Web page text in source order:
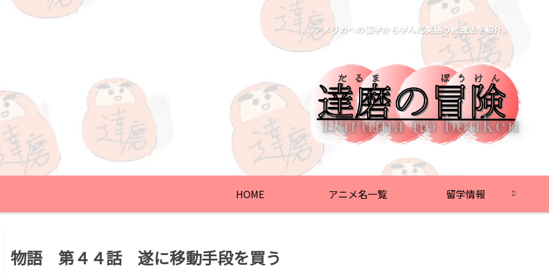
アメリカへの留学から学んだ英語の勉強法を紹介。
HOME アニメ名一覧 留学情報
物語 第４４話 遂に移動手段を買う